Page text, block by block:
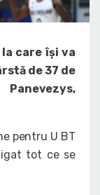
care își va
de 37 de
pentru U BT
tot ce se